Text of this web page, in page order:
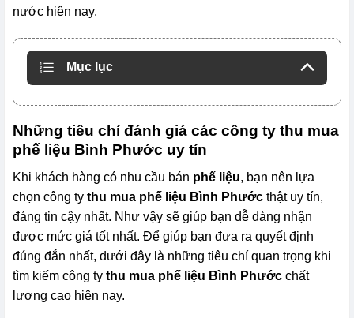
nước hiện nay.
Mục lục
Những tiêu chí đánh giá các công ty thu mua
phế liệu Bình Phước uy tín
Khi khách hàng có nhu cầu bán phế liệu, bạn nên lựa
chọn công ty thu mua phế liệu Bình Phướcthật uy tín,
đáng tin cậy nhất. Như vậy sẽ giúp bạn dễ dàng nhận
được mức giá tốt nhất. Để giúp bạn đưa ra quyết định
đúng đắn nhất, dưới đây là những tiêu chí quan trọng khi
tìm kiếm công ty thu mua phế liệu Bình Phướcchất
lượng cao hiện nay.